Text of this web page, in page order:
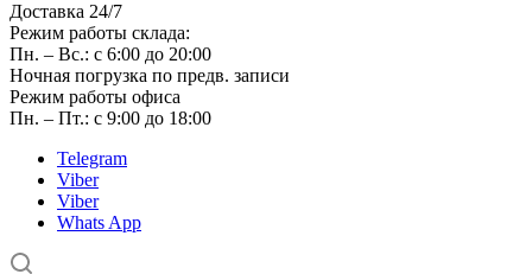
Доставка 24/7
Режим работы склада:
Пн. – Вс.: с 6:00 до 20:00
Ночная погрузка по предв. записи
Режим работы офиса
Пн. – Пт.: с 9:00 до 18:00
Telegram
Viber
Viber
Whats App